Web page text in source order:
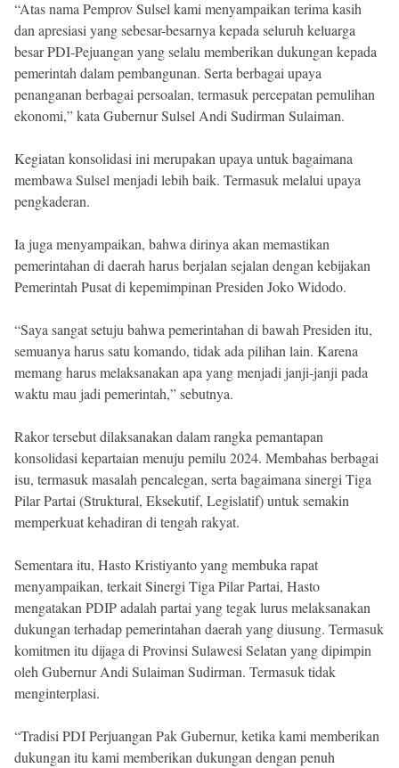
“Atas nama Pemprov Sulsel kami menyampaikan terima kasih
dan apresiasi yang sebesar-besarnya kepada seluruh keluarga
besar PDI-Pejuangan yang selalu memberikan dukungan kepada
pemerintah dalam pembangunan. Serta berbagai upaya
penanganan berbagai persoalan, termasuk percepatan pemulihan
ekonomi,” kata Gubernur Sulsel Andi Sudirman Sulaiman.
Kegiatan konsolidasi ini merupakan upaya untuk bagaimana
membawa Sulsel menjadi lebih baik. Termasuk melalui upaya
pengkaderan.
Ia juga menyampaikan, bahwa dirinya akan memastikan
pemerintahan di daerah harus berjalan sejalan dengan kebijakan
Pemerintah Pusat di kepemimpinan Presiden Joko Widodo.
“Saya sangat setuju bahwa pemerintahan di bawah Presiden itu,
semuanya harus satu komando, tidak ada pilihan lain. Karena
memang harus melaksanakan apa yang menjadi janji-janji pada
waktu mau jadi pemerintah,” sebutnya.
Rakor tersebut dilaksanakan dalam rangka pemantapan
konsolidasi kepartaian menuju pemilu 2024. Membahas berbagai
isu, termasuk masalah pencalegan, serta bagaimana sinergi Tiga
Pilar Partai (Struktural, Eksekutif, Legislatif) untuk semakin
memperkuat kehadiran di tengah rakyat.
Sementara itu, Hasto Kristiyanto yang membuka rapat
menyampaikan, terkait Sinergi Tiga Pilar Partai, Hasto
mengatakan PDIP adalah partai yang tegak lurus melaksanakan
dukungan terhadap pemerintahan daerah yang diusung. Termasuk
komitmen itu dijaga di Provinsi Sulawesi Selatan yang dipimpin
oleh Gubernur Andi Sulaiman Sudirman. Termasuk tidak
menginterplasi.
“Tradisi PDI Perjuangan Pak Gubernur, ketika kami memberikan
dukungan itu kami memberikan dukungan dengan penuh